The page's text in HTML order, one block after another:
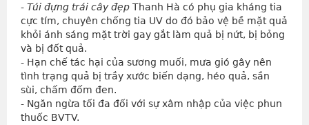
- Túi đựng trái cây đẹp Thanh Hà có phụ gia kháng tia
cực tím, chuyên chống tia UV do đó bảo vệ bề mặt quả
khỏi ánh sáng mặt trời gay gắt làm quả bị nứt, bị bỏng
và bị đốt quả.
- Hạn chế tác hại của sương muối, mưa gió gây nên
tình trạng quả bị trầy xước biến dạng, héo quả, sần
sùi, chấm đốm đen.
- Ngăn ngừa tối đa đối với sự xâm nhập của việc phun
thuốc BVTV.